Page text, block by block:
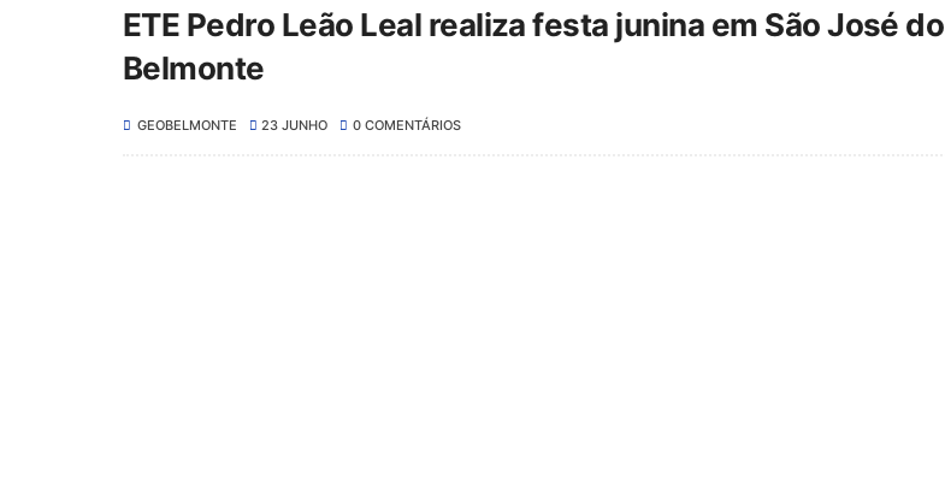
ETE Pedro Leão Leal realiza festa junina em São José do
Belmonte
GEOBELMONTE 23 JUNHO 0 COMENTÁRIOS